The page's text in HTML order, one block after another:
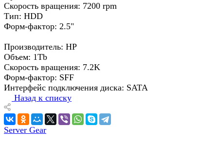
Скорость вращения: 7200 rpm
Тип: HDD
Форм-фактор: 2.5"
Производитель: HP
Объем: 1Tb
Скорость вращения: 7.2K
Форм-фактор: SFF
Интерфейс подключения диска: SATA
Назад к списку
Server Gear